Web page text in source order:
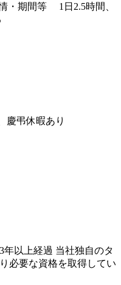
・期間等 1日2.5時間、
慶弔休暇あり
以上経過 当社独自のタ
必要な資格を取得してい